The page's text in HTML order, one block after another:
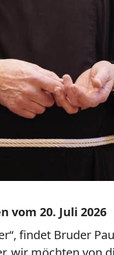
vom 20. Juli 2026
findet Bruder